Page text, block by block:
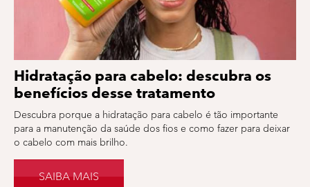
Hidratação para cabelo: descubra os
benefícios desse tratamento
Descubra porque a hidratação para cabelo é tão importante
para a manutenção da saúde dos fios e como fazer para deixar
o cabelo com mais brilho.
SAIBA MAIS